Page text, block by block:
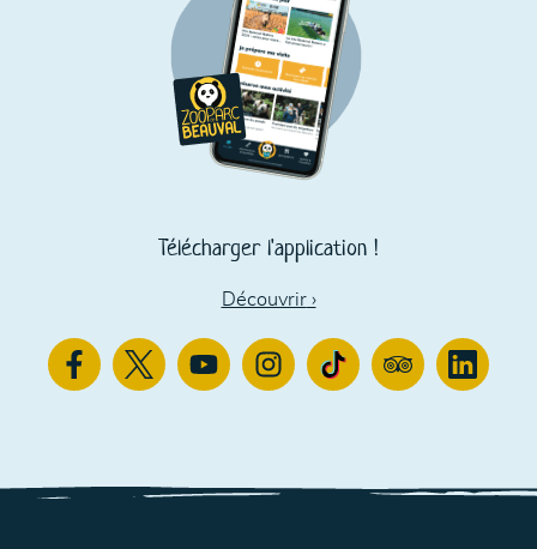
Télécharger l'application !
Découvrir›
FacebookTwitterYoutubeInstagramTikTokTripAdvisorLinkedin